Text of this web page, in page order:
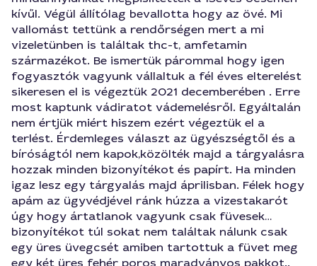
kívűl. Végül állítólag bevallotta hogy az övé. Mi
vallomást tettünk a rendőrségen mert a mi
vizeletünben is találtak thc-t, amfetamin
származékot. Be ismertük párommal hogy igen
fogyasztók vagyunk vállaltuk a fél éves elterelést
sikeresen el is végeztük 2021 decemberében . Erre
most kaptunk vádiratot vádemelésről. Egyáltalán
nem értjük miért hiszem ezért végeztük el a
terlést. Érdemleges választ az ügyészségtől és a
bíróságtól nem kapok,közölték majd a tárgyalásra
hozzak minden bizonyítékot és papírt. Ha minden
igaz lesz egy tárgyalás majd áprilisban. Félek hogy
apám az ügyvédjével ránk húzza a vizestakarót
úgy hogy ártatlanok vagyunk csak füvesek…
bizonyítékot túl sokat nem találtak nálunk csak
egy üres üvegcsét amiben tartottuk a füvet meg
egy két üres fehér poros maradványos pakkot..